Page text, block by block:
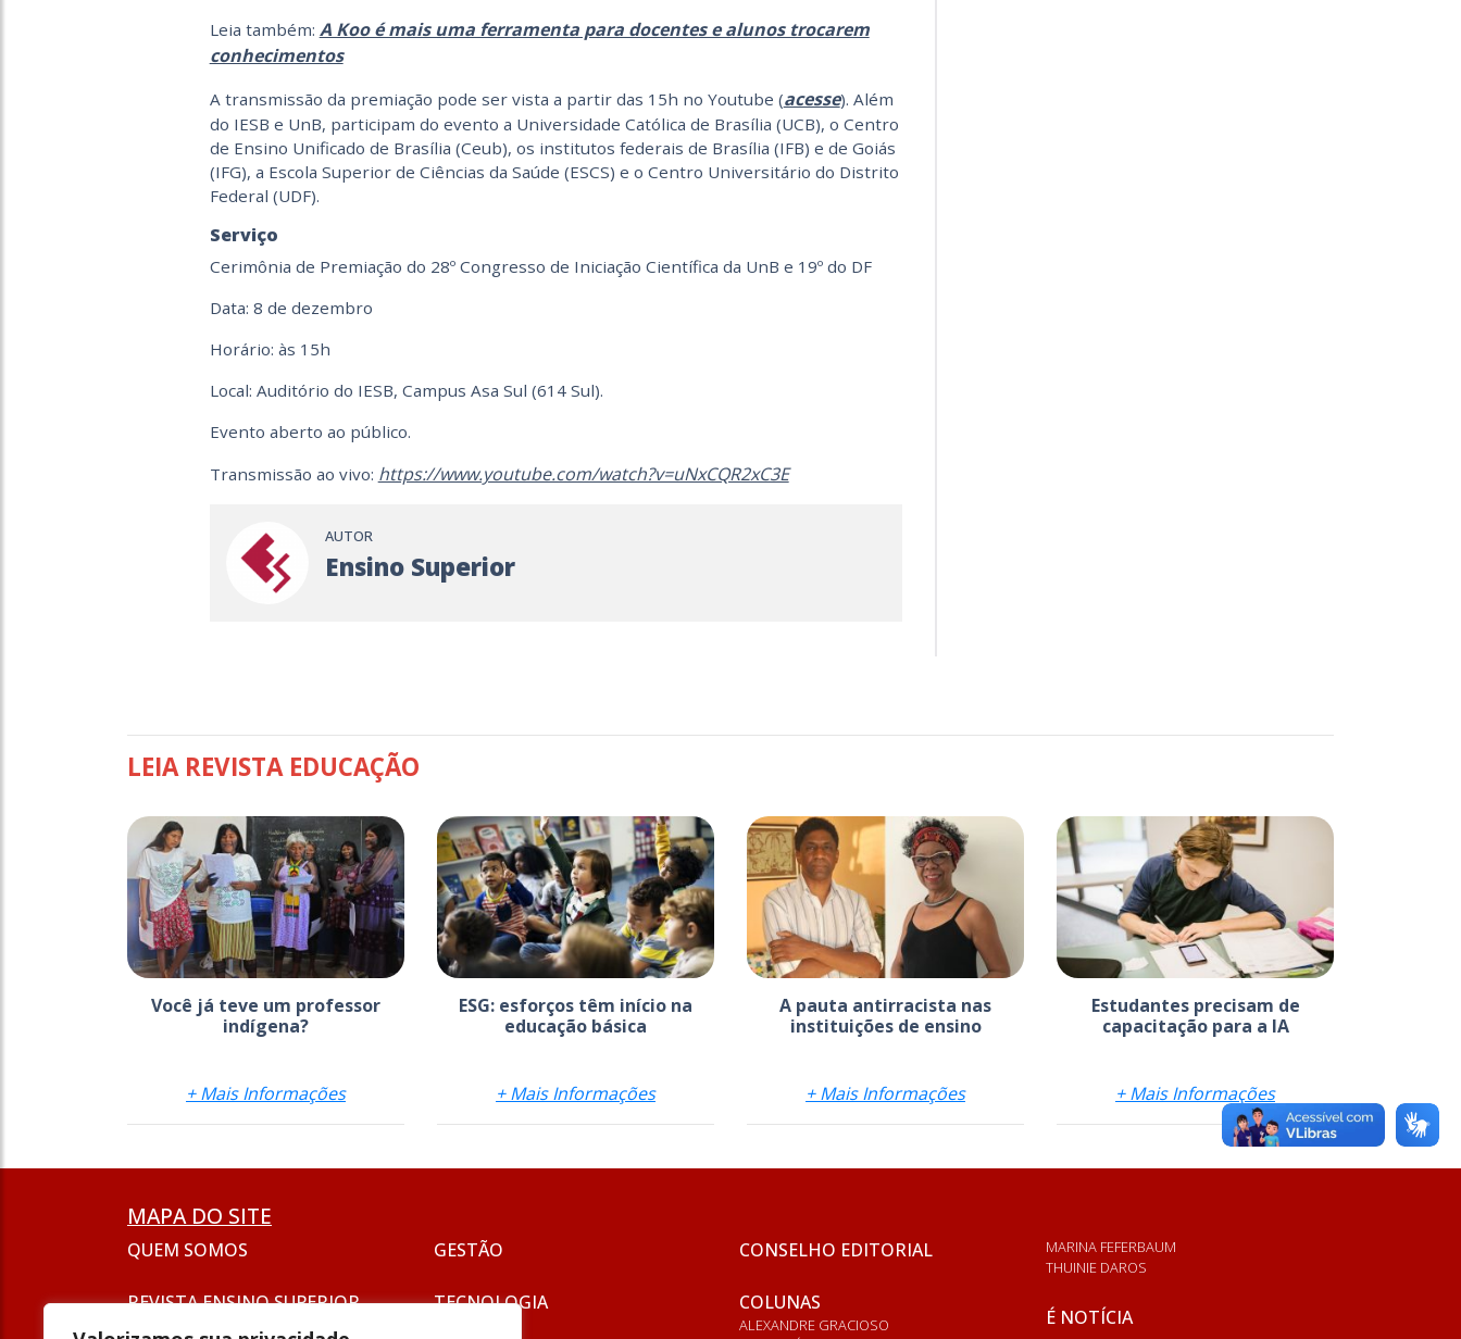
Leia também: A Koo é mais uma ferramenta para docentes e alunos trocarem
conhecimentos
A transmissão da premiação pode ser vista a partir das 15h no Youtube (acesse). Além
do IESB e UnB, participam do evento a Universidade Católica de Brasília (UCB), o Centro
de Ensino Unificado de Brasília (Ceub), os institutos federais de Brasília (IFB) e de Goiás
(IFG), a Escola Superior de Ciências da Saúde (ESCS) e o Centro Universitário do Distrito
Federal (UDF).
Serviço
Cerimônia de Premiação do 28º Congresso de Iniciação Científica da UnB e 19º do DF
Data: 8 de dezembro
Horário: às 15h
Local: Auditório do IESB, Campus Asa Sul (614 Sul).
Evento aberto ao público.
Transmissão ao vivo: https://www.youtube.com/watch?v=uNxCQR2xC3E
AUTOR
Ensino Superior
LEIA REVISTA EDUCAÇÃO
Você já teve um professor
indígena?
+ Mais Informações
ESG: esforços têm início na
educação básica
+ Mais Informações
A pauta antirracista nas
instituições de ensino
+ Mais Informações
Estudantes precisam de
capacitação para a IA
+ Mais Informações
MAPA DO SITE
QUEM SOMOS
REVISTA ENSINO SUPERIOR
GESTÃO
TECNOLOGIA
CONSELHO EDITORIAL
COLUNAS
ALEXANDRE GRACIOSO
MARINA FEFERBAUM
THUINIE DAROS
É NOTÍCIA